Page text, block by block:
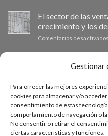
Gestionar
Para ofrecer las mejores
cookies para almacenar y/o
consentimiento de estas
comportamiento de navegación o
No consentir o retirar el
ciertas características y funciones.
El sector de las
crecimiento y los
Comentarios desactivados
PRESUPUESTO A
Si necesitas ventanas de
presupuesto a medida
de presupuesto.